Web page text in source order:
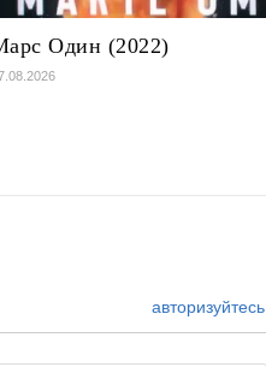
Один (2022)
авторизуйтесь